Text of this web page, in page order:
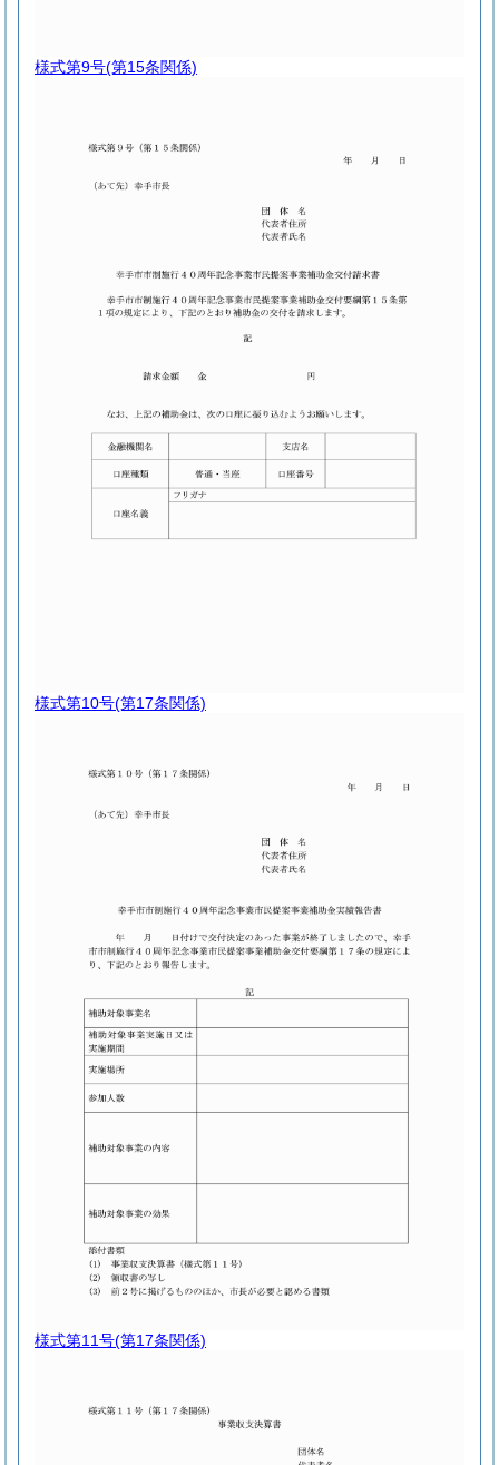
様式第9号(第15条関係)
様式第10号(第17条関係)
様式第11号(第17条関係)